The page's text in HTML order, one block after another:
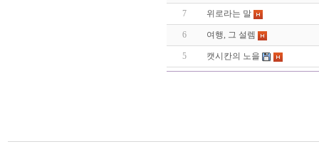
7 위로라는 말
6 여행, 그 설렘
5 캣시칸의 노을